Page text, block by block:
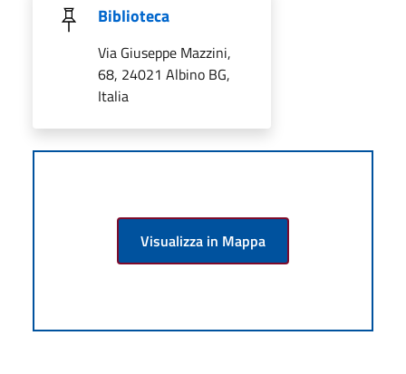
Biblioteca
Via Giuseppe Mazzini,
68, 24021 Albino BG,
Italia
Visualizza in Mappa